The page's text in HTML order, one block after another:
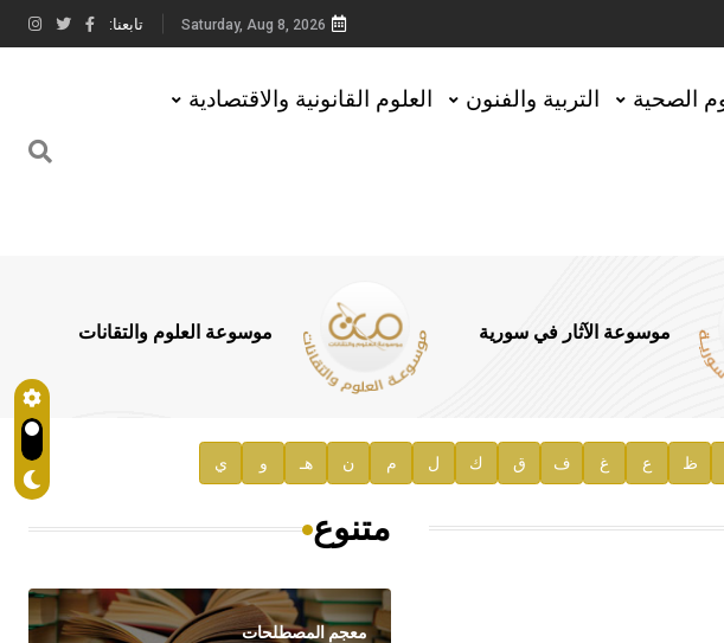
Saturday, Aug 8, 2026 تابعنا:
الصحية التربية والفنون العلوم القانونية والاقتصادية
موسوعة الآثار في سورية موسوعة العلوم والتقانات
ظ ع غ ف ق ك ل م ن هـ و ي
متنوع
معجم المصطلحات